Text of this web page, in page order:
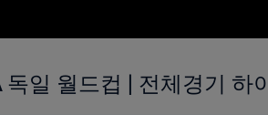
일 월드컵 | 전체경기 하